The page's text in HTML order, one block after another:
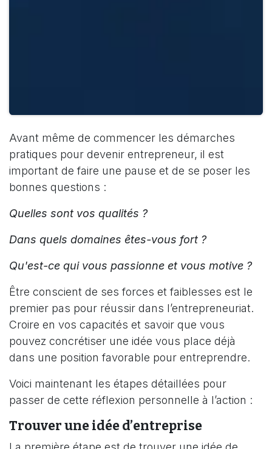
Avant même de commencer les démarches
pratiques pour devenir entrepreneur, il est
important de faire une pause et de se poser les
bonnes questions :
Quelles sont vos qualités ?
Dans quels domaines êtes-vous fort ?
Qu'est-ce qui vous passionne et vous motive ?
Être conscient de ses forces et faiblesses est le
premier pas pour réussir dans l’entrepreneuriat.
Croire en vos capacités et savoir que vous
pouvez concrétiser une idée vous place déjà
dans une position favorable pour entreprendre.
Voici maintenant les étapes détaillées pour
passer de cette réflexion personnelle à l’action :
Trouver une idée d’entreprise